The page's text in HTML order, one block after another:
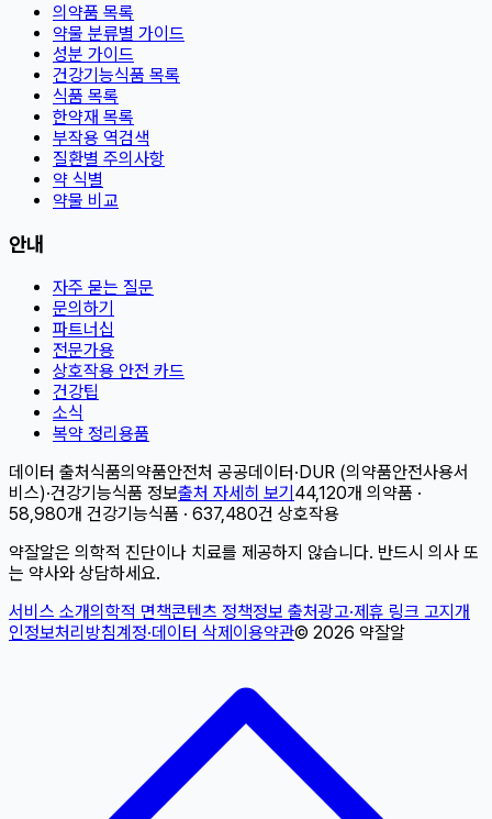
의약품 목록
약물 분류별 가이드
성분 가이드
건강기능식품 목록
식품 목록
한약재 목록
부작용 역검색
질환별 주의사항
약 식별
약물 비교
안내
자주 묻는 질문
문의하기
파트너십
전문가용
상호작용 안전 카드
건강팁
소식
복약 정리용품
데이터 출처 식품의약품안전처 공공데이터 · DUR (의약품안전사용서
비스)·건강기능식품 정보출처 자세히 보기 44,120개 의약품 ·
58,980개 건강기능식품 · 637,480건 상호작용
약잘알은 의학적 진단이나 치료를 제공하지 않습니다. 반드시 의사 또
는 약사와 상담하세요.
서비스 소개의학적 면책콘텐츠 정책정보 출처광고·제휴 링크 고지 개
인정보처리방침계정·데이터 삭제 이용약관© 2026 약잘알